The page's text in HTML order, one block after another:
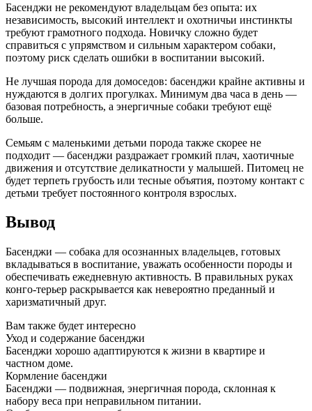
Басенджи не рекомендуют владельцам без опыта: их
независимость, высокий интеллект и охотничьи инстинкты
требуют грамотного подхода. Новичку сложно будет
справиться с упрямством и сильным характером собаки,
поэтому риск сделать ошибки в воспитании высокий.
Не лучшая порода для домоседов: басенджи крайне активны и
нуждаются в долгих прогулках. Минимум два часа в день —
базовая потребность, а энергичные собаки требуют ещё
больше.
Семьям с маленькими детьми порода также скорее не
подходит — басенджи раздражает громкий плач, хаотичные
движения и отсутствие деликатности у малышей. Питомец не
будет терпеть грубость или тесные объятия, поэтому контакт с
детьми требует постоянного контроля взрослых.
Вывод
Басенджи — собака для осознанных владельцев, готовых
вкладываться в воспитание, уважать особенности породы и
обеспечивать ежедневную активность. В правильных руках
конго-терьер раскрывается как невероятно преданный и
харизматичный друг.
Вам также будет интересно
Уход и содержание басенджи
Басенджи хорошо адаптируются к жизни в квартире и
частном доме.
Кормление басенджи
Басенджи — подвижная, энергичная порода, склонная к
набору веса при неправильном питании.